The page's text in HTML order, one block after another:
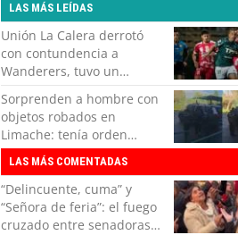
LAS MÁS LEÍDAS
Unión La Calera derrotó
con contundencia a
Wanderers, tuvo un
respiro y clasificó en Copa
Chile
Sorprenden a hombre con
objetos robados en
Limache: tenía orden
vigente y violaba arresto
nocturno
LAS MÁS COMENTADAS
“Delincuente, cuma” y
“Señora de feria”: el fuego
cruzado entre senadoras